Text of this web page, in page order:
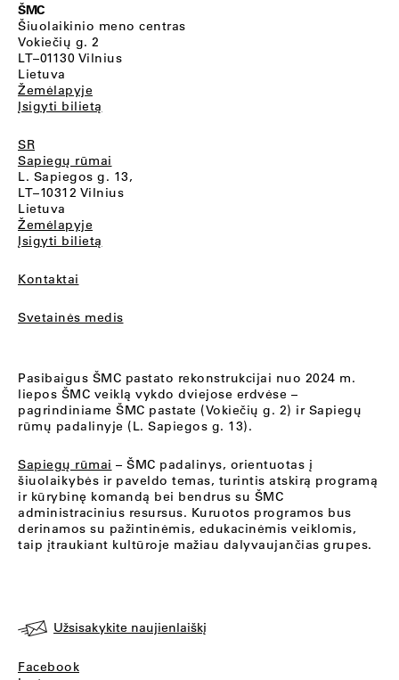
ŠMC
Šiuolaikinio meno centras
Vokiečių g. 2
LT–01130 Vilnius
Lietuva
Žemėlapyje
Įsigyti bilietą
SR
Sapiegų rūmai
L. Sapiegos g. 13,
LT–10312 Vilnius
Lietuva
Žemėlapyje
Įsigyti bilietą
Kontaktai
Svetainės medis
Pasibaigus ŠMC pastato rekonstrukcijai nuo 2024 m.
liepos ŠMC veiklą vykdo dviejose erdvėse –
pagrindiniame ŠMC pastate (Vokiečių g. 2) ir Sapiegų
rūmų padalinyje (L. Sapiegos g. 13).
Sapiegų rūmai – ŠMC padalinys, orientuotas į
šiuolaikybės ir paveldo temas, turintis atskirą programą
ir kūrybinę komandą bei bendrus su ŠMC
administracinius resursus. Kuruotos programos bus
derinamos su pažintinėmis, edukacinėmis veiklomis,
taip įtraukiant kultūroje mažiau dalyvaujančias grupes.
Užsisakykite naujienlaiškį
Facebook